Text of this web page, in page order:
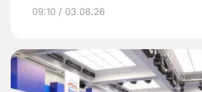
09:10 / 03.08.26